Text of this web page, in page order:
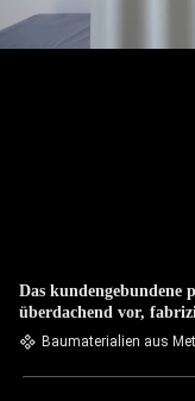
Das kundengebundene
überdachend vor,
Baumaterialien aus